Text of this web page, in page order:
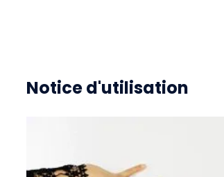
Notice d'utilisation